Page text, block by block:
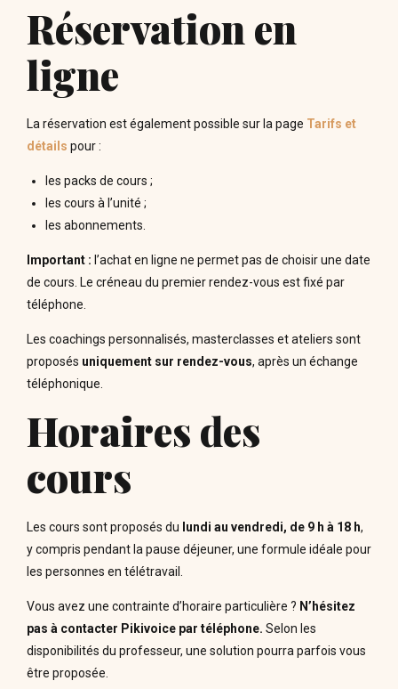
Réservation en
ligne
La réservation est également possible sur la page Tarifs et
détails pour :
les packs de cours ;
les cours à l’unité ;
les abonnements.
Important : l’achat en ligne ne permet pas de choisir une date
de cours. Le créneau du premier rendez-vous est fixé par
téléphone.
Les coachings personnalisés, masterclasses et ateliers sont
proposés uniquement sur rendez-vous, après un échange
téléphonique.
Horaires des
cours
Les cours sont proposés du lundi au vendredi, de 9 h à 18 h,
y compris pendant la pause déjeuner, une formule idéale pour
les personnes en télétravail.
Vous avez une contrainte d’horaire particulière ? N’hésitez
pas à contacter Pikivoice par téléphone. Selon les
disponibilités du professeur, une solution pourra parfois vous
être proposée.